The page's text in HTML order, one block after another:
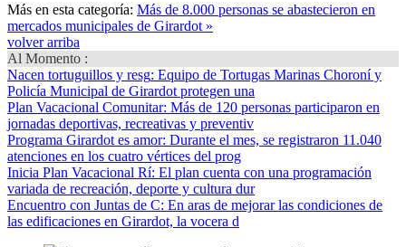
Más en esta categoría: Más de 8.000 personas se abastecieron en
mercados municipales de Girardot »
volver arriba
Al Momento :
Nacen tortuguillos y resg: Equipo de Tortugas Marinas Choroní y
Policía Municipal de Girardot protegen una
Plan Vacacional Comunitar: Más de 120 personas participaron en
jornadas deportivas, recreativas y preventiv
Programa Girardot es amor: Durante el mes, se registraron 11.040
atenciones en los cuatro vértices del prog
Inicia Plan Vacacional Rí: El plan cuenta con una programación
variada de recreación, deporte y cultura dur
Encuentro con Juntas de C: En aras de mejorar las condiciones de
las edificaciones en Girardot, la vocera d